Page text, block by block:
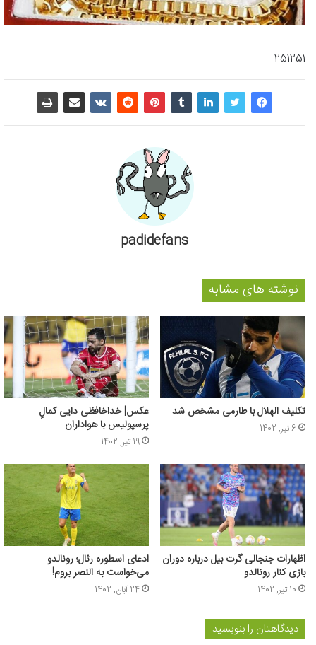
251251
padidefans
نوشته های مشابه
تکلیف الهلال با طارمی مشخص شد
6 تیر, 1402
عکس| خداخافظی دایی کمالِ
پرسپولیس با هواداران
19 تیر, 1402
اظهارات جنجالی گرت بیل درباره دوران
بازی کنار رونالدو
10 تیر, 1402
ادعای اسطوره رئال؛ رونالدو
می‌خواست به النصر بروم!
24 آبان, 1402
دیدگاهتان را بنویسید